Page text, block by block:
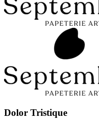
Dolor Tristique